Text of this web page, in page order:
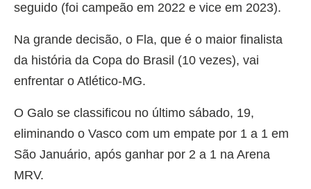
seguido (foi campeão em 2022 e vice em 2023).
Na grande decisão, o Fla, que é o maior finalista
da história da Copa do Brasil (10 vezes), vai
enfrentar o Atlético-MG.
O Galo se classificou no último sábado, 19,
eliminando o Vasco com um empate por 1 a 1 em
São Januário, após ganhar por 2 a 1 na Arena
MRV.